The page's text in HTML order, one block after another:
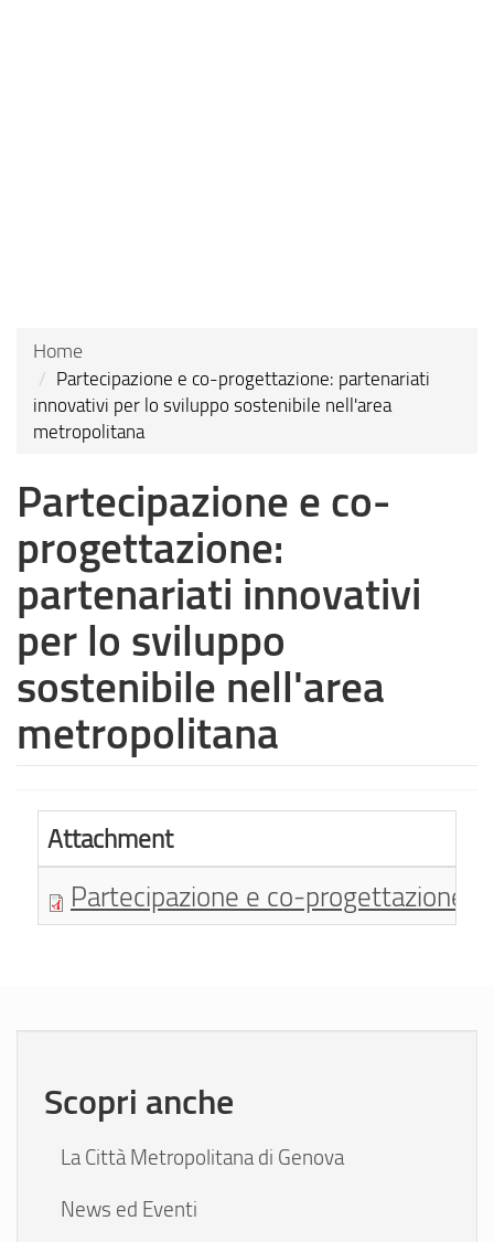
Home
Partecipazione e co-progettazione: partenariati
innovativi per lo sviluppo sostenibile nell'area
metropolitana
Partecipazione e co-
progettazione:
partenariati innovativi
per lo sviluppo
sostenibile nell'area
metropolitana
Attachment
Partecipazione e co-progettazione:
Scopri anche
La Città Metropolitana di Genova
News ed Eventi